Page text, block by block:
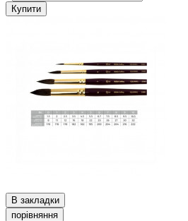
Купити
В закладки
порівняння